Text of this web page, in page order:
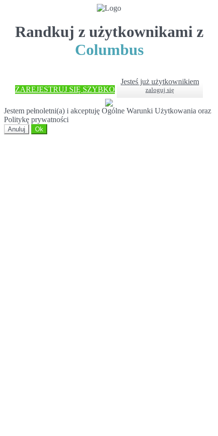
Randkuj z użytkownikami z
Columbus
ZAREJESTRUJ SIĘ SZYBKO
Jesteś już użytkownikiem
zaloguj się
Jestem pełnoletni(a) i akceptuję Ogólne Warunki Użytkowania oraz
Politykę prywatności
Anuluj Ok